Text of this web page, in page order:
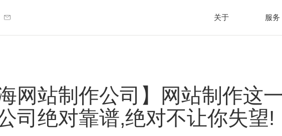
关于 服务
海网站制作公司】网站制作这
司绝对靠谱,绝对不让你失望!